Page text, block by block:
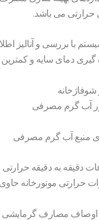
حرارتی می باشد.
با بررسی و آنالیز
گیری دمای سایه و
شوفاژخانه
آب گرم مصرفی
منبع آب گرم مصرفی
دقیقه به دقیقه
حرارتی موتورخانه
اوصاف مصارف گرمایشی